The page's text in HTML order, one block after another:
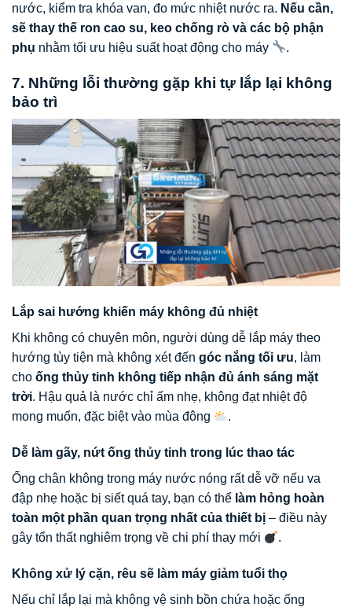
nước, kiểm tra khóa van, đo mức nhiệt nước ra. Nếu cần,
sẽ thay thế ron cao su, keo chống rò và các bộ phận
phụ nhằm tối ưu hiệu suất hoạt động cho máy .
7. Những lỗi thường gặp khi tự lắp lại không
bảo trì
Lắp sai hướng khiến máy không đủ nhiệt
Khi không có chuyên môn, người dùng dễ lắp máy theo
hướng tùy tiện mà không xét đến góc nắng tối ưu, làm
cho ống thủy tinh không tiếp nhận đủ ánh sáng mặt
trời. Hậu quả là nước chỉ ấm nhẹ, không đạt nhiệt độ
mong muốn, đặc biệt vào mùa đông
.
Dễ làm gãy, nứt ống thủy tinh trong lúc thao tác
Ống chân không trong máy nước nóng rất dễ vỡ nếu va
đập nhẹ hoặc bị siết quá tay, bạn có thể làm hỏng hoàn
toàn một phần quan trọng nhất của thiết bị – điều này
gây tổn thất nghiêm trọng về chi phí thay mới
.
Không xử lý cặn, rêu sẽ làm máy giảm tuổi thọ
Nếu chỉ lắp lại mà không vệ sinh bồn chứa hoặc ống